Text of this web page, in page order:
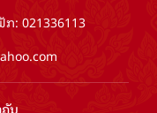
: 021336113
ນ​